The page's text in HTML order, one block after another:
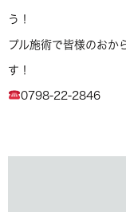
う！ マッサ
プル施術で皆様のおか
す！ ご
0798-22-2846 （